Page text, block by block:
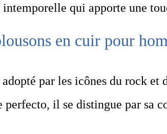
intemporelle qui apporte une
en cuir pour
par les icônes du rock et
perfecto, il se distingue par sa